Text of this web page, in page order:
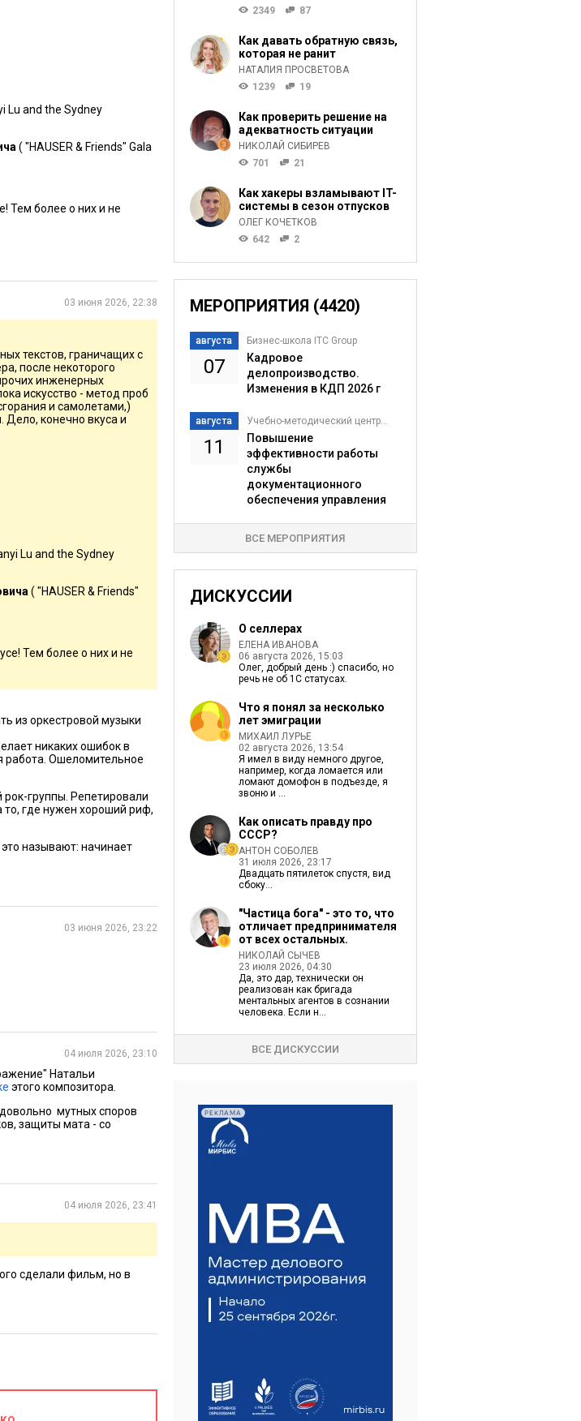
Lu and the Sydney
( "HAUSER & Friends" Gala
Тем более о них и не
03 июня 2026, 22:38
текстов, граничащих с
после некоторого
инженерных
искусство - метод проб
и самолетами,)
Дело, конечно вкуса и
Lu and the Sydney
( "HAUSER & Friends"
Тем более о них и не
из оркестровой музыки
никаких ошибок в
работа. Ошеломительное
группы. Репетировали
где нужен хороший риф,
называют: начинает
03 июня 2026, 23:22
04 июля 2026, 23:10
Натальи
этого композитора.
мутных споров
защиты мата - со
04 июля 2026, 23:41
сделали фильм, но в
2349
87
Как давать обратную связь,
которая не ранит
НАТАЛИЯ ПРОСВЕТОВА
1239
19
Как проверить решение на
адекватность ситуации
НИКОЛАЙ СИБИРЕВ
701
21
Как хакеры взламывают IT-
системы в сезон отпусков
ОЛЕГ КОЧЕТКОВ
642
2
МЕРОПРИЯТИЯ (4420)
августа
07
Бизнес-школа ITC Group
Кадровое
делопроизводство.
Изменения в КДП 2026 г
августа
11
Учебно-методический центр...
Повышение
эффективности работы
службы
документационного
обеспечения управления
ВСЕ МЕРОПРИЯТИЯ
ДИСКУССИИ
О селлерах
ЕЛЕНА ИВАНОВА
06 августа 2026, 15:03
Олег, добрый день :) спасибо, но
речь не об 1С статусах.
Что я понял за несколько
лет эмиграции
МИХАИЛ ЛУРЬЕ
02 августа 2026, 13:54
Я имел в виду немного другое,
например, когда ломается или
ломают домофон в подъезде, я
звоню и ...
Как описать правду про
СССР?
АНТОН СОБОЛЕВ
31 июля 2026, 23:17
Двадцать пятилеток спустя, вид
сбоку...
"Частица бога" - это то, что
отличает предпринимателя
от всех остальных.
НИКОЛАЙ СЫЧЕВ
23 июля 2026, 04:30
Да, это дар, технически он
реализован как бригада
ментальных агентов в сознании
человека. Если н...
ВСЕ ДИСКУССИИ
РЕКЛАМА